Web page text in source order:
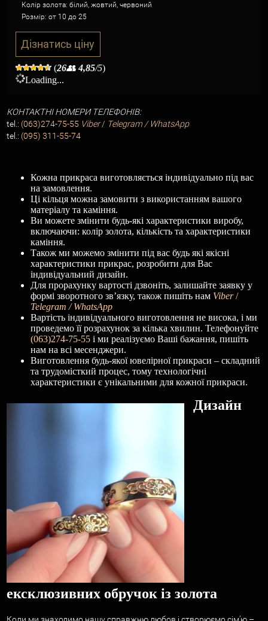
Колір золота: білий, жовтий, червоний
Розмір: от 10 до 25
Дізнатись ціну
(26👥 4,85/5)
Loading...
КОНТАКТНІ НОМЕРИ ТЕЛЕФОНІВ:
tel.: (063)274-75-55 Viber/ Telegram / WhatsApp
tel.: (095) 311-55-74
Кожна прикраса виготовляється індивідуально під вас
на замовлення.
Ці кільця можна замовити з використанням вашого
матеріалу та каміння.
Ви можете змінити будь-які характеристики виробу,
включаючи: колір золота, кількість та характеристики
каміння.
Також ми можемо змінити під вас будь які якісні
характеристики прикрас, розробити для Вас
індивідуальний дизайн.
Для прорахунку вартості дзвоніть, залишайте заявку у
формі зворотного зв’язку, також пишіть нам Viber/
Telegram / WhatsApp
Вартість індивідуального виготовлення не висока, і ми
проведемо її розрахунок за кілька хвилин. Телефонуйте
(063)274-75-55і ми реалізуємо Ваші бажання, пишіть
нам на всі месенджери.
Виготовлення будь-якої ювелірної прикраси – складний
та трудомісткий процес, тому технологічні
характеристики є унікальними для кожної прикраси.
Дизайн
ексклюзивних обручок із золота